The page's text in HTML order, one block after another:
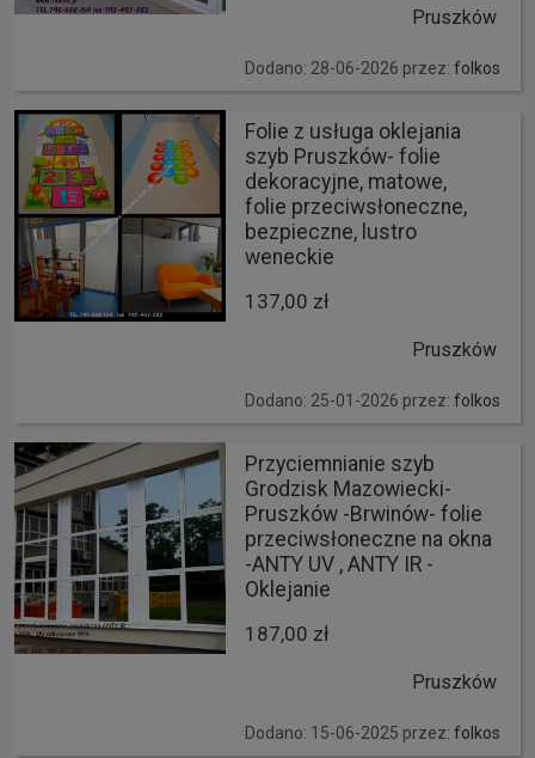
Pruszków
Dodano: 28-06-2026 przez: folkos
Folie z usługa oklejania
szyb Pruszków- folie
dekoracyjne, matowe,
folie przeciwsłoneczne,
bezpieczne, lustro
weneckie
137,00 zł
Pruszków
Dodano: 25-01-2026 przez: folkos
Przyciemnianie szyb
Grodzisk Mazowiecki-
Pruszków -Brwinów- folie
przeciwsłoneczne na okna
-ANTY UV , ANTY IR -
Oklejanie
187,00 zł
Pruszków
Dodano: 15-06-2025 przez: folkos